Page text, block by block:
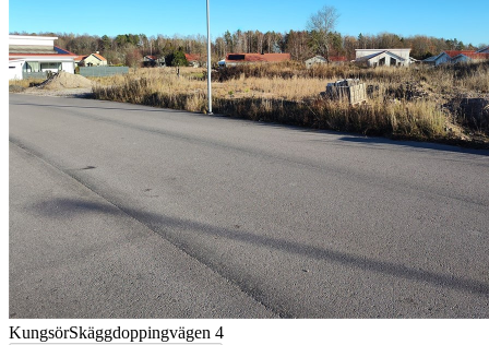
KungsörSkäggdoppingvägen 4